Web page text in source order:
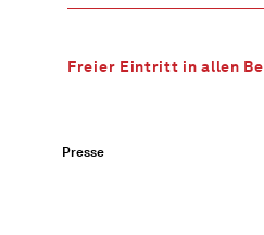
Freier Eintritt in allen
Presse